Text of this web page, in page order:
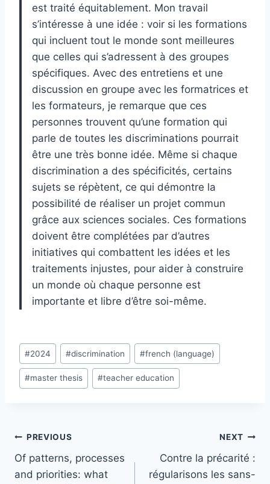
est traité équitablement. Mon travail
s’intéresse à une idée : voir si les formations
qui incluent tout le monde sont meilleures
que celles qui s’adressent à des groupes
spécifiques. Avec des entretiens et une
discussion en groupe avec les formatrices et
les formateurs, je remarque que ces
personnes trouvent qu’une formation qui
parle de toutes les discriminations pourrait
être une très bonne idée. Même si chaque
discrimination a des spécificités, certains
sujets se répètent, ce qui démontre la
possibilité de réaliser un projet commun
grâce aux sciences sociales. Ces formations
doivent être complétées par d’autres
initiatives qui combattent les idées et les
traitements injustes, pour aider à construire
un monde où chaque personne est
importante et libre d’être soi-même.
Post
Tags:
#2024 #discrimination #french (language)
#master thesis #teacher education
Post
navigation
PREVIOUS
Of patterns, processes
and priorities: what
NEXT
Contre la précarité :
régularisons les sans-